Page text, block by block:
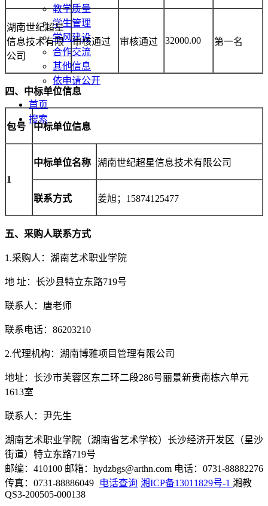
教学质量
学生管理
学风建设
合作交流
其他信息
依申请公开
首页
搜索
湖南世纪超星
信息技术有限
公司
审核通过 审核通过 32000.00 第一名
四、 中标单位信息
包号 中标单位信息
1
中标单位名称 湖南世纪超星信息技术有限公司
联系方式 姜旭；15874125477
五、采购人联系方式
1.采购人：湖南艺术职业学院
地 址：长沙县特立东路719号
联系人：唐老师
联系电话：86203210
2.代理机构：湖南博雅项目管理有限公司
地址：长沙市芙蓉区东二环二段286号丽景新贵南栋六单元
1613室
联系人：尹先生
湖南艺术职业学院（湖南省艺术学校）长沙经济开发区（星沙
街道）特立东路719号
邮编：410100 邮箱：hydzbgs@arthn.com 电话：0731-88882276
传真：0731-88886049
电话查询 湘ICP备13011829号-1 湘教
QS3-200505-000138